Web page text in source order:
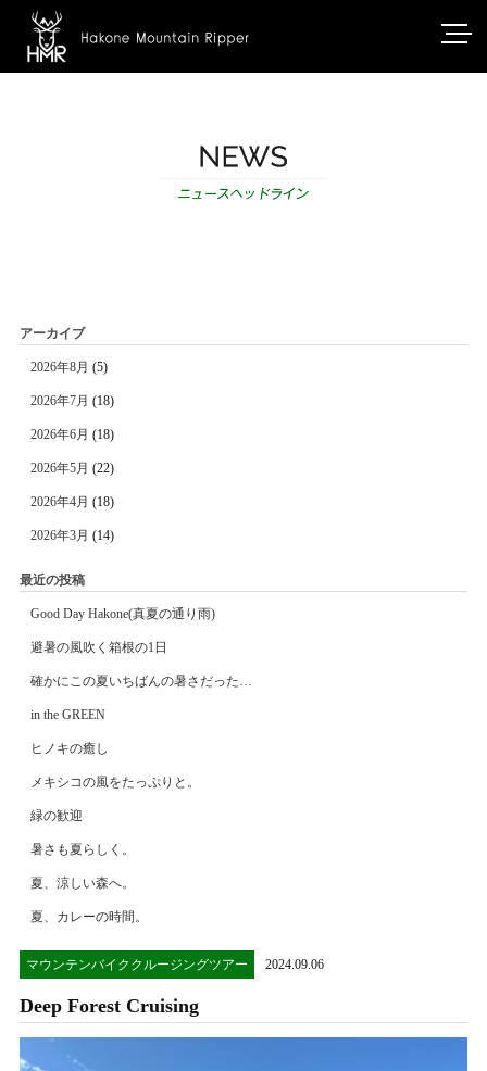
アーカイブ
2026年8月 (5)
2026年7月 (18)
2026年6月 (18)
2026年5月 (22)
2026年4月 (18)
2026年3月 (14)
最近の投稿
Good Day Hakone(真夏の通り雨)
避暑の風吹く箱根の1日
確かにこの夏いちばんの暑さだった…
in the GREEN
ヒノキの癒し
メキシコの風をたっぷりと。
緑の歓迎
暑さも夏らしく。
夏、涼しい森へ。
夏、カレーの時間。
マウンテンバイククルージングツアー 2024.09.06
Deep Forest Cruising